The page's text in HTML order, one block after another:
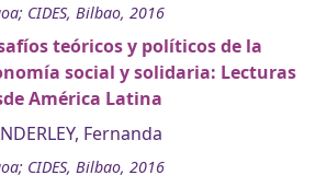
CIDES, Bilbao, 2016
teóricos y políticos de la
social y solidaria: Lecturas
América Latina
Fernanda
CIDES, Bilbao, 2016